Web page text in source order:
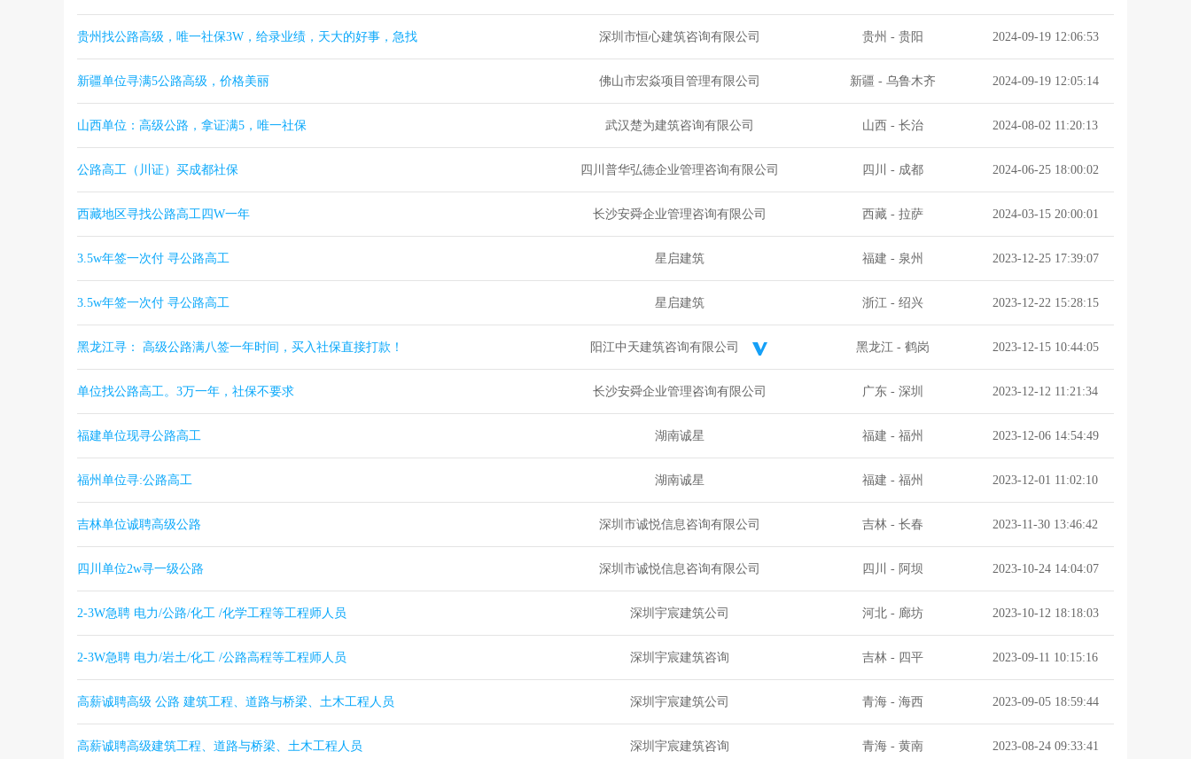
贵州找公路高级，唯一社保3W，给录业绩，天大的好事，急找 深圳市恒心建筑咨询有限公司 贵州 - 贵阳 2024-09-19 12:06:53
新疆单位寻满5公路高级，价格美丽 佛山市宏焱项目管理有限公司 新疆 - 乌鲁木齐 2024-09-19 12:05:14
山西单位：高级公路，拿证满5，唯一社保 武汉楚为建筑咨询有限公司 山西 - 长治 2024-08-02 11:20:13
公路高工（川证）买成都社保 四川普华弘德企业管理咨询有限公司 四川 - 成都 2024-06-25 18:00:02
西藏地区寻找公路高工四W一年 长沙安舜企业管理咨询有限公司 西藏- 拉萨 2024-03-15 20:00:01
3.5w年签一次付 寻公路高工 星启建筑 福建 - 泉州 2023-12-25 17:39:07
3.5w年签一次付 寻公路高工 星启建筑 浙江- 绍兴 2023-12-22 15:28:15
黑龙江寻： 高级公路满八签一年时间，买入社保直接打款！ 阳江中天建筑咨询有限公司 黑龙江- 鹤岗 2023-12-15 10:44:05
单位找公路高工。3万一年，社保不要求 长沙安舜企业管理咨询有限公司 广东- 深圳 2023-12-12 11:21:34
福建单位现寻公路高工 湖南诚星 福建 - 福州 2023-12-06 14:54:49
福州单位寻:公路高工 湖南诚星 福建 - 福州 2023-12-01 11:02:10
吉林单位诚聘高级公路 深圳市诚悦信息咨询有限公司 吉林- 长春 2023-11-30 13:46:42
四川单位2w寻一级公路 深圳市诚悦信息咨询有限公司 四川 - 阿坝 2023-10-24 14:04:07
2-3W急聘 电力/公路/化工 /化学工程等工程师人员 深圳宇宸建筑公司 河北- 廊坊 2023-10-12 18:18:03
2-3W急聘 电力/岩土/化工 /公路高程等工程师人员 深圳宇宸建筑咨询 吉林- 四平 2023-09-11 10:15:16
高薪诚聘高级 公路 建筑工程、道路与桥梁、土木工程人员 深圳宇宸建筑公司 青海- 海西 2023-09-05 18:59:44
高薪诚聘高级建筑工程、道路与桥梁、土木工程人员 深圳宇宸建筑咨询 青海- 黄南 2023-08-24 09:33:41